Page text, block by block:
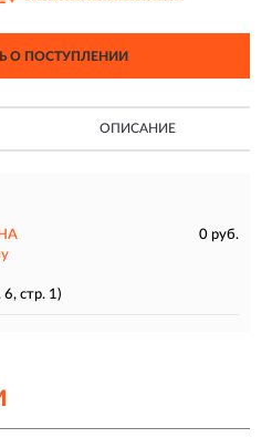
О ПОСТУПЛЕНИИ
ОПИСАНИЕ
0 руб.
стр. 1)